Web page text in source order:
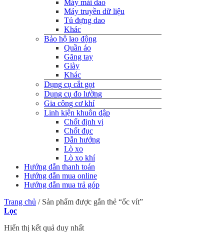
Máy mài dao
Máy truyền dữ liệu
Tủ đựng dao
Khác
Bảo hộ lao động
Quần áo
Găng tay
Giày
Khác
Dụng cụ cắt gọt
Dụng cụ đo lường
Gia công cơ khí
Linh kiện khuôn dập
Chốt định vị
Chốt đục
Dẫn hướng
Lò xo
Lò xo khí
Hướng dẫn thanh toán
Hướng dẫn mua online
Hướng dẫn mua trả góp
Trang chủ /Sản phẩm được gắn thẻ “ốc vít”
Lọc
Hiển thị kết quả duy nhất